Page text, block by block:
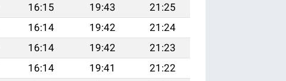
16:15 19:43
21:25
16:14 19:42
21:24
16:14 19:42
21:23
16:14 19:41
21:22